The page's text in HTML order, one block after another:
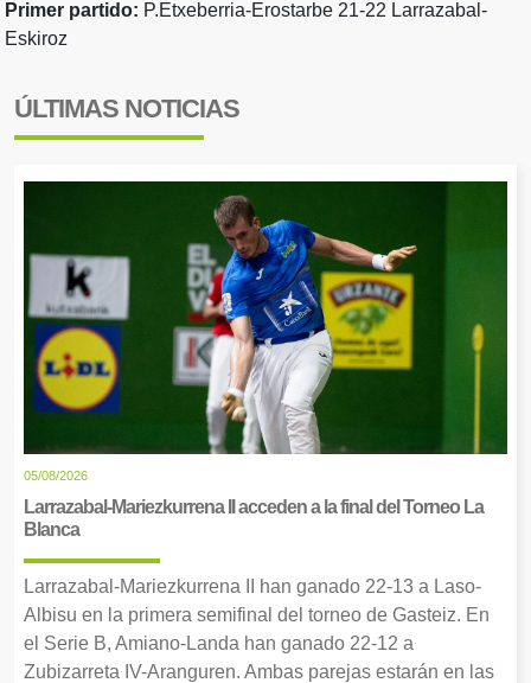
Primer partido: P.Etxeberria-Erostarbe 21-22 Larrazabal-
Eskiroz
ÚLTIMAS NOTICIAS
05/08/2026
Larrazabal-Mariezkurrena II acceden a la final del Torneo La
Blanca
Larrazabal-Mariezkurrena II han ganado 22-13 a Laso-
Albisu en la primera semifinal del torneo de Gasteiz. En
el Serie B, Amiano-Landa han ganado 22-12 a
Zubizarreta IV-Aranguren. Ambas parejas estarán en las